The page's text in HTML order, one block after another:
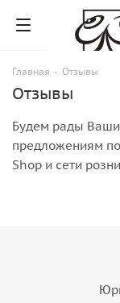
Главная - Отзывы
Отзывы
Будем рады
предложениям
Shop и сети